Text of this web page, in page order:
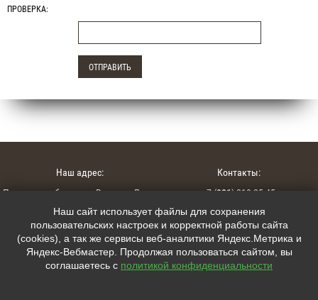
ПРОВЕРКА:
lumcity.ru © 2026
Наш адрес:
Псковская область, г. Великие Луки,
ул. Гагарина 127А
Контакты:
+7 (921) 210-25-45
+7 (911) 881-50-09
interior15@mail.ru
Наш сайт использует файлы для сохранения
пользовательских настроек и корректной работы сайта
(cookies), а так же сервисы веб-аналитики Яндекс.Метрика и
Яндекс-Вебмастер. Продолжая пользоваться сайтом, вы
соглашаетесь с политикой конфиденциальности